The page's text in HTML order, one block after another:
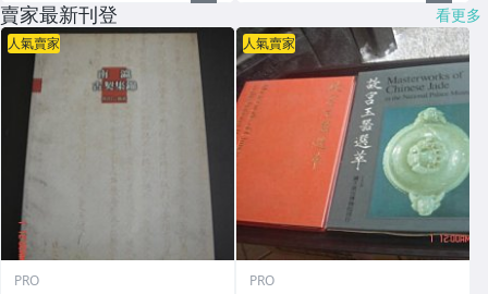
賣家最新刊登 看更多
人氣賣家
PRO
人氣賣家
PRO